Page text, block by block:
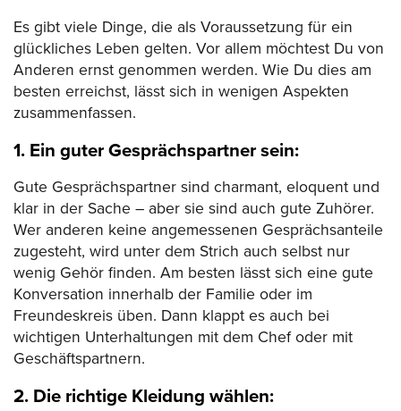
Es gibt viele Dinge, die als Voraussetzung für ein
glückliches Leben gelten. Vor allem möchtest Du von
Anderen ernst genommen werden. Wie Du dies am
besten erreichst, lässt sich in wenigen Aspekten
zusammenfassen.
1. Ein guter Gesprächspartner sein:
Gute Gesprächspartner sind charmant, eloquent und
klar in der Sache – aber sie sind auch gute Zuhörer.
Wer anderen keine angemessenen Gesprächsanteile
zugesteht, wird unter dem Strich auch selbst nur
wenig Gehör finden. Am besten lässt sich eine gute
Konversation innerhalb der Familie oder im
Freundeskreis üben. Dann klappt es auch bei
wichtigen Unterhaltungen mit dem Chef oder mit
Geschäftspartnern.
2. Die richtige Kleidung wählen: